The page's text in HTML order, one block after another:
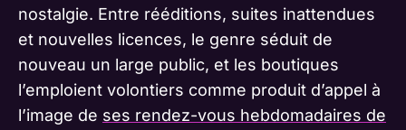
nostalgie. Entre rééditions, suites inattendues
et nouvelles licences, le genre séduit de
nouveau un large public, et les boutiques
l’emploient volontiers comme produit d’appel à
l’image de ses rendez-vous hebdomadaires de